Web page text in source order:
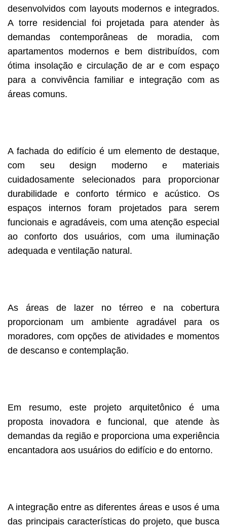
desenvolvidos com layouts modernos e integrados.
A torre residencial foi projetada para atender às
demandas contemporâneas de moradia, com
apartamentos modernos e bem distribuídos, com
ótima insolação e circulação de ar e com espaço
para a convivência familiar e integração com as
áreas comuns.
A fachada do edifício é um elemento de destaque,
com seu design moderno e materiais
cuidadosamente selecionados para proporcionar
durabilidade e conforto térmico e acústico. Os
espaços internos foram projetados para serem
funcionais e agradáveis, com uma atenção especial
ao conforto dos usuários, com uma iluminação
adequada e ventilação natural.
As áreas de lazer no térreo e na cobertura
proporcionam um ambiente agradável para os
moradores, com opções de atividades e momentos
de descanso e contemplação.
Em resumo, este projeto arquitetônico é uma
proposta inovadora e funcional, que atende às
demandas da região e proporciona uma experiência
encantadora aos usuários do edifício e do entorno.
A integração entre as diferentes áreas e usos é uma
das principais características do projeto, que busca